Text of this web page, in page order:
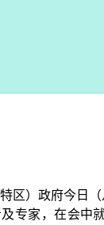
区）政府今日
专家，在会中